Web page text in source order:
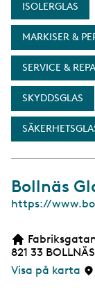
ISOLERGLAS
MARKISER &
SERVICE &
SKYDDSGLAS
Bollnäs
W
https://
821 33 BOLLNÄS
Visa på karta